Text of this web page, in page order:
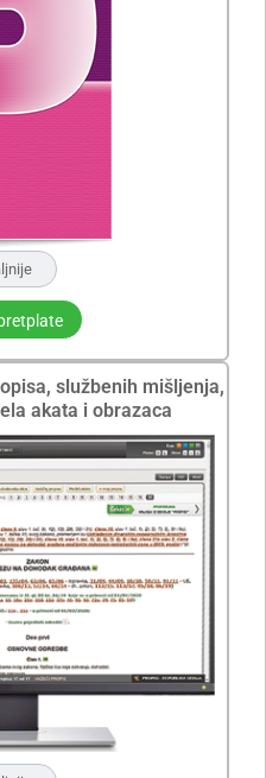
službenih mišljenja,
akata i obrazaca